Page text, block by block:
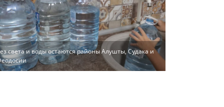
света и воды остаются районы Алушты, Судака и